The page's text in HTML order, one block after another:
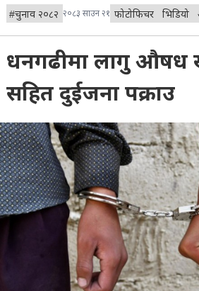
#चुनाव २०८२ २०८३ साउन २१ फोटोफिचर भिडियो
धनगढीमा लागु औषध
सहित दुईजना पक्राउ